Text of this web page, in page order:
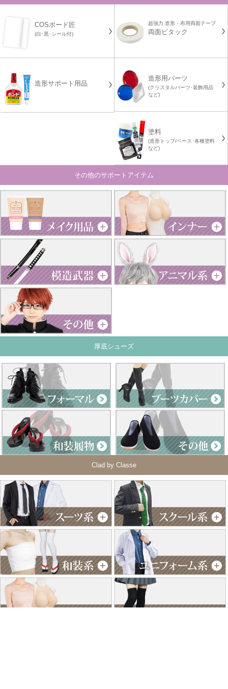
COSボード匠
(白･黒･シール付)
超強力 造形・布用両面テープ
両面ピタック
造形サポート用品
造形用パーツ
(クリスタルパーツ･装飾用品
など)
塗料
(造形トップ/ベース･各種塗料
など)
その他のサポートアイテム
厚底シューズ
Clad by Classe